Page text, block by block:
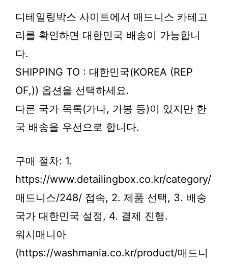
디테일링박스 사이트에서 매드니스 카테고
리를 확인하면 대한민국 배송이 가능합니
다.
SHIPPING TO : 대한민국(KOREA (REP
OF,)) 옵션을 선택하세요.
다른 국가 목록(가나, 가봉 등)이 있지만 한
국 배송을 우선으로 합니다.
구매 절차: 1.
https://www.detailingbox.co.kr/category/
매드니스/248/ 접속, 2. 제품 선택, 3. 배송
국가 대한민국 설정, 4. 결제 진행.
워시매니아
(https://washmania.co.kr/product/매드니